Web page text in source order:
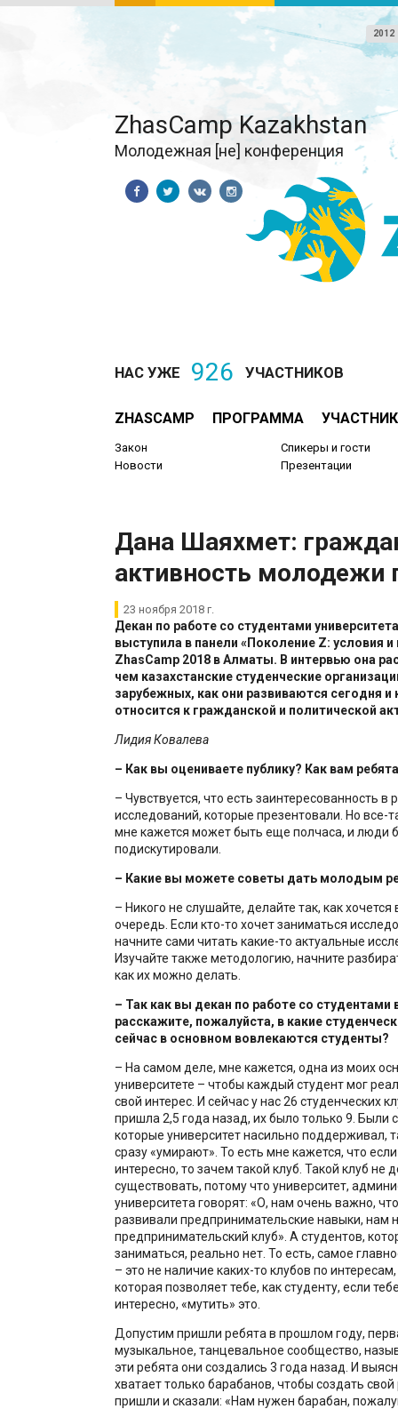
2012
ZhasCamp Kazakhstan
Молодежная [не] конференция
НАС УЖЕ 926 УЧАСТНИКОВ
ZHASCAMP ПРОГРАММА
Закон
Новости
Спикеры и гости
Презентации
​Дана Шаяхмет:
активность молодежи
23 ноября 2018 г.
Декан по работе со студентами
выступила в панели «П околение Z: условия
ZhasCamp2018 в Алматы. В интервью она
чем казахстанские студенческие
зарубежных, как они развиваются сегодня
относится к гражданской и политической
Лидия Ковалева
– Как вы оцениваете публику? Как вам
– Чувствуется, что есть заинтересованность в
исследований, которые презентовали. Но все-
мне кажется может быть еще полчаса, и люди
подискутировали.
– Какие вы можете советы дать молодым
– Никого не слушайте, делайте так, как
очередь. Если кто-то хочет заниматься
начните сами читать какие-то актуальные
Изучайте также методологию, начните
как их можно делать.
– Так как вы декан по работе со студентами
расскажите, пожалуйста, в какие
сейчас в основном вовлекаются студенты?
– На самом деле, мне кажется, одна из моих
университете – чтобы каждый студент мог
свой интерес. И сейчас у нас 26 студенческих
пришла 2,5 года назад, их было только 9. Были
которые университет насильно поддерживал,
сразу «умирают». То есть мне кажется, что
интересно, то зачем такой клуб. Такой клуб не
существовать, потому что университет,
университета говорят: «О, нам очень важно,
развивали предпринимательские навыки, нам
предпринимательский клуб». А студентов,
заниматься, реально нет. То есть, самое
– это не наличие каких-то клубов по
которая позволяет тебе, как студенту, если
интересно, «мутить» это.
Допустим пришли ребята в прошлом году,
музыкальное, танцевальное сообщество,
эти ребята они создались 3 года назад. И
хватает только барабанов, чтобы создать
пришли и сказали: «Нам нужен барабан,